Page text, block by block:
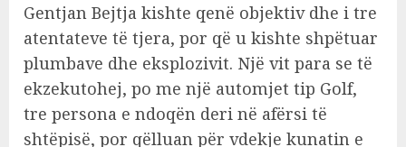
Gentjan Bejtja kishte qenë objektiv dhe i tre
atentateve të tjera, por që u kishte shpëtuar
plumbave dhe eksplozivit. Një vit para se të
ekzekutohej, po me një automjet tip Golf,
tre persona e ndoqën deri në afërsi të
shtëpisë, por qëlluan për vdekje kunatin e